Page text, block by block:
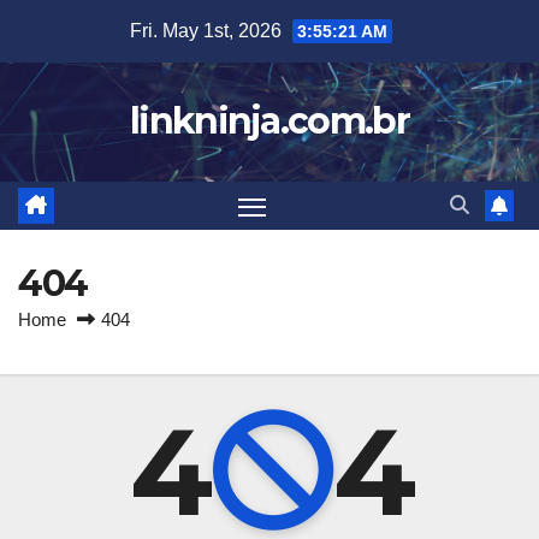
content
Fri. May 1st, 2026 3:55:22 AM
linkninja.com.br
404
Home 404
4 4